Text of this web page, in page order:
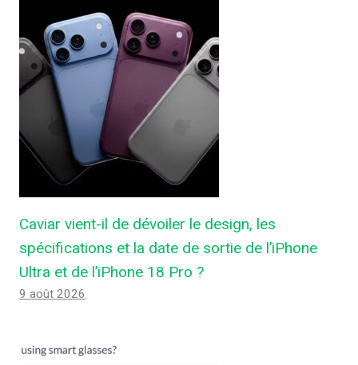
Caviar vient-il de dévoiler le design, les
spécifications et la date de sortie de l’iPhone
Ultra et de l’iPhone 18 Pro ?
9 août 2026